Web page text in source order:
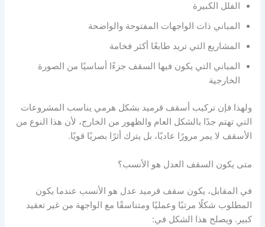
الفلل الكبيرة
المباني ذات الواجهات المفتوحة والواضحة
المشاريع التي تريد طابعًا أكثر فخامة
المباني التي يكون فيها السقف جزءًا أساسيًا من الصورة
الخارجية
ولهذا فإن تركيب أسقف قرميد بشكل هرمي يناسب المشروعات
التي تهتم جدًا بالشكل العام والظهور من الخارج، لأن هذا النوع من
الأسقف لا يمر مرورًا عاديًا، بل يترك أثرًا بصريًا قويًا.
متى يكون السقف العدل هو الأنسب؟
في المقابل، يكون سقف قرميد عدل هو الأنسب عندما يكون
المطلوب شكلًا مرتبًا وعمليًا ومتناسقًا مع الواجهة من غير تعقيد
كبير. ويصلح هذا الشكل في: